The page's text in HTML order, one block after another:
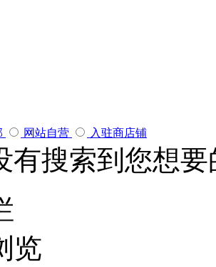
|乐橙
网站自营 入驻商店铺
有搜索到您想
览